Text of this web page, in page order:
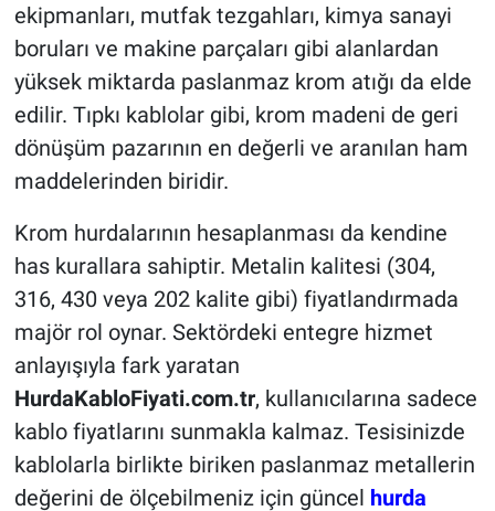
ekipmanları, mutfak tezgahları, kimya sanayi
boruları ve makine parçaları gibi alanlardan
yüksek miktarda paslanmaz krom atığı da elde
edilir. Tıpkı kablolar gibi, krom madeni de geri
dönüşüm pazarının en değerli ve aranılan ham
maddelerinden biridir.
Krom hurdalarının hesaplanması da kendine
has kurallara sahiptir. Metalin kalitesi (304,
316, 430 veya 202 kalite gibi) fiyatlandırmada
majör rol oynar. Sektördeki entegre hizmet
anlayışıyla fark yaratan
HurdaKabloFiyati.com.tr, kullanıcılarına sadece
kablo fiyatlarını sunmakla kalmaz. Tesisinizde
kablolarla birlikte biriken paslanmaz metallerin
değerini de ölçebilmeniz için güncel hurda